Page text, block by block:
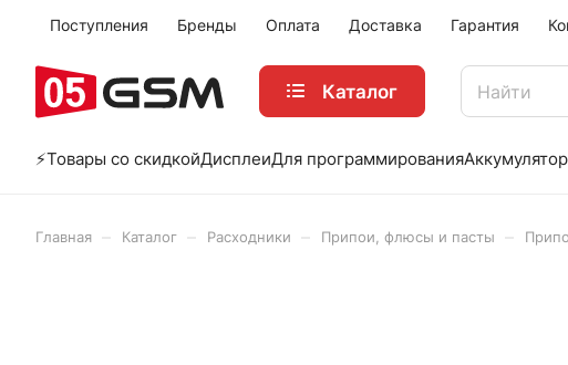
Поступления Бренды Оплата Доставка Гарантия
Каталог
⚡️Товары со скидкойДисплеиДля программирования
Главная Каталог Расходники Припои, флюсы и пасты